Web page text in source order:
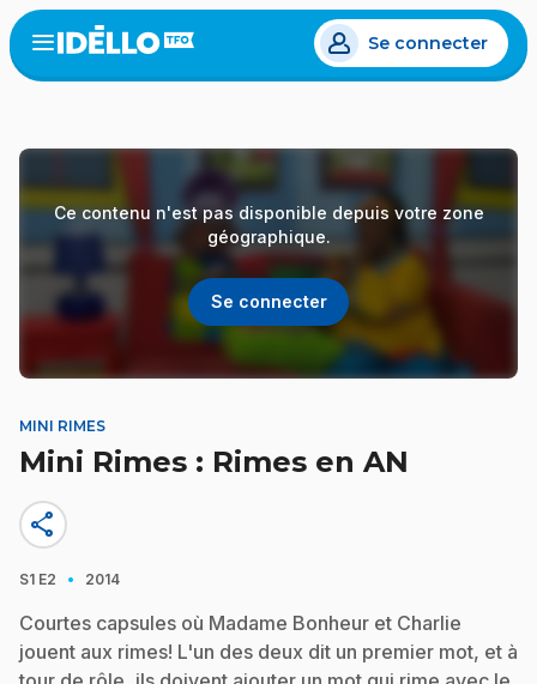
Aller
au
contenu
Open
menu
Se connecter
Ce contenu n'est pas disponible depuis votre zone
géographique.
Se connecter
MINI RIMES
Mini Rimes : Rimes en AN
share
S1 E2 · 2014
Courtes capsules où Madame Bonheur et Charlie
jouent aux rimes! L'un des deux dit un premier mot, et à